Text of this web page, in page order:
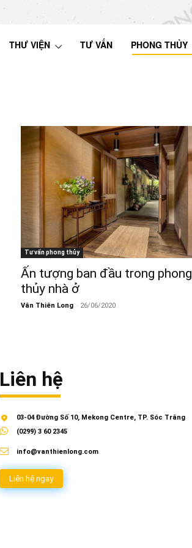
THƯ VIỆN TƯ VẤN PHONG THỦY
Tư vấn phong thủy
Ấn tượng ban đầu trong phong
thủy nhà ở
Vân Thiên Long - 26/06/2020
Liên hệ
03-04 Đường Số 10, Mekong Centre, TP. Sóc Trăng
(0299) 3 60 2345
info@vanthienlong.com
Liên hệ ngay